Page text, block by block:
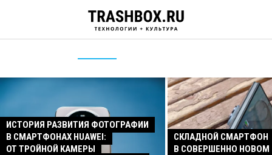
ИСТОРИЯ РАЗВИТИЯ ФОТОГРАФИИ
В СМАРТФОНАХ HUAWEI:
ОТ ТРОЙНОЙ КАМЕРЫ
СКЛАДНОЙ СМАРТФОН
В СОВЕРШЕННО